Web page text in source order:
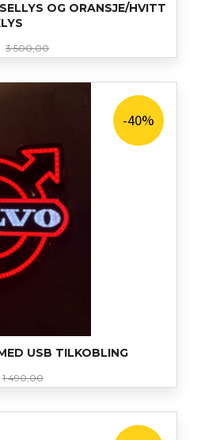
OG ORANSJE/HVITT
3 500,00Rabatt
USB TILKOBLING
1 490,00Rabatt
-40%